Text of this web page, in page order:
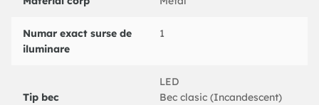
Numar exact surse de
iluminare
1
Tip bec
LED
Bec clasic (Incandescent)